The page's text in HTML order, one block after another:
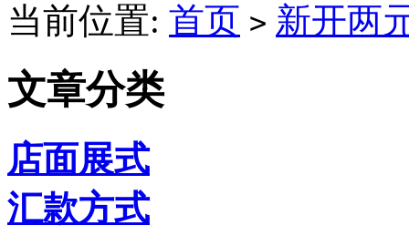
当前位置: 首页 > 新开两
文章分类
店面展式
汇款方式